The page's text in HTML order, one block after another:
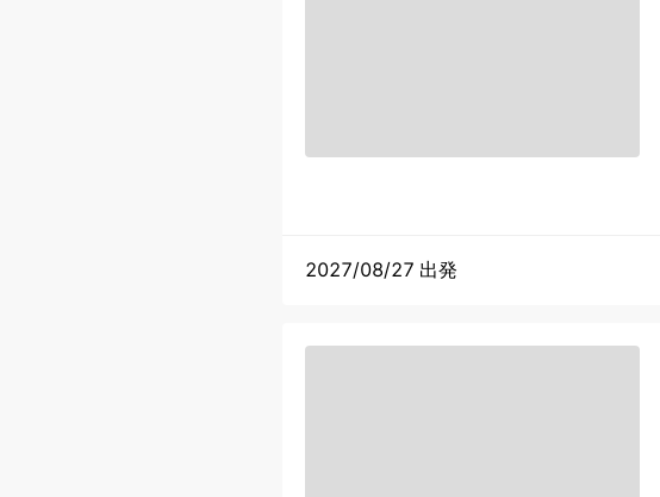
2027/08/27 出発